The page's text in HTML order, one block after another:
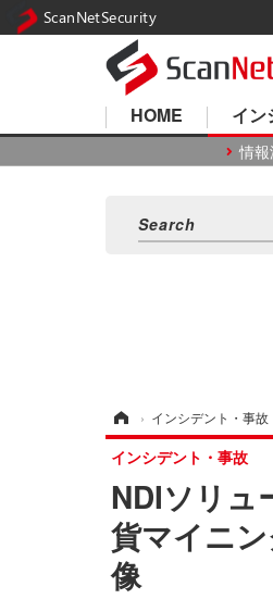
HOME イン
情
› インシデント・事故
NDIソリュ
貨マイニ
像
インシデント・事故
ScanNetSecurity